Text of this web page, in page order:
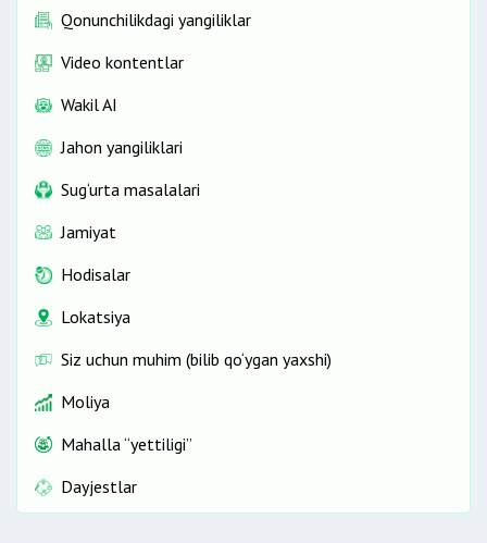
Qonunchilikdagi yangiliklar
Video kontentlar
Wakil AI
Jahon yangiliklari
Sug‘urta masalalari
Jamiyat
Hodisalar
Lokatsiya
Siz uchun muhim (bilib qo‘ygan yaxshi)
Moliya
Mahalla “yettiligi”
Dayjestlar